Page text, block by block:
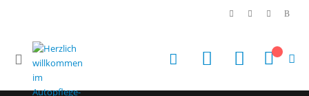
Navigation
umschalten
Mein